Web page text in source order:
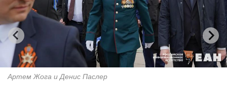
Артем Жога и Денис Паслер